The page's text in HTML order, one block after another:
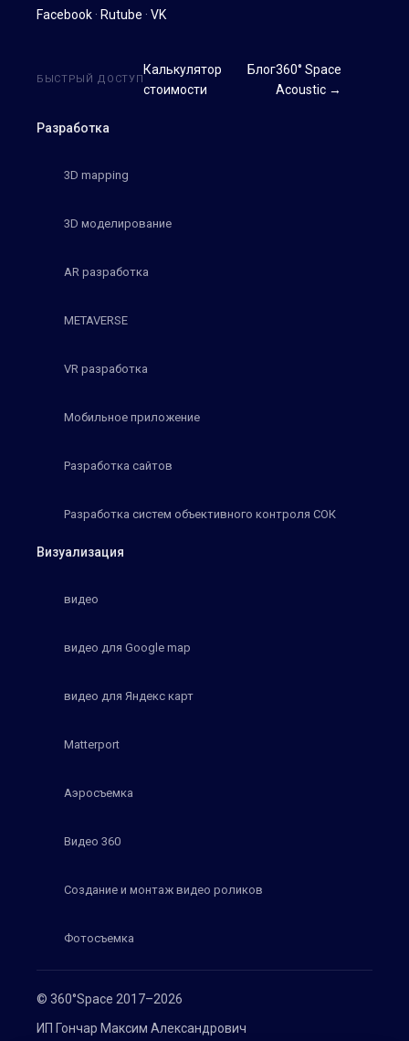
© 360°Space 2017–2026
ИП Гончар Максим Александрович
Facebook · Rutube · VK
Разработка
3D mapping
3D моделирование
AR разработка
METAVERSE
VR разработка
Мобильное приложение
Разработка сайтов
Разработка систем объективного контроля СОК
Визуализация
видео
видео для Google map
видео для Яндекс карт
Matterport
Аэросъемка
Видео 360
Создание и монтаж видео роликов
Фотосъемка
БЫСТРЫЙ ДОСТУП
Калькулятор
стоимости
Блог360° Space
Acoustic →